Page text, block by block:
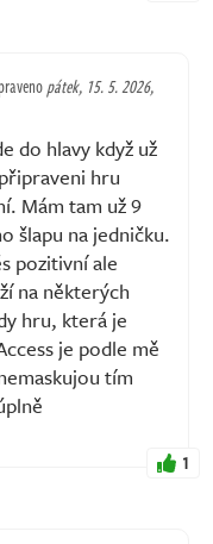
pátek, 15. 5. 2026,
do hlavy když už
hru
Mám tam už 9
šlapu na jedničku.
pozitivní ale
na některých
hru, která je
je podle mě
tím
1